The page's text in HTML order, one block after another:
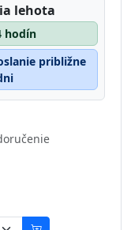
lehota
hodín
približne